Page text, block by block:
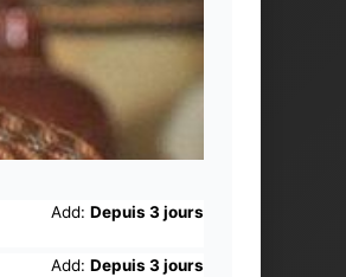
Add: Depuis 3 jours
Add: Depuis 3 jours